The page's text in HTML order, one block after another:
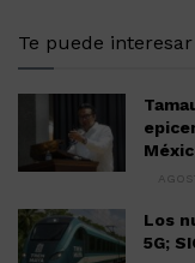
Te puede interesar
Los
5G;